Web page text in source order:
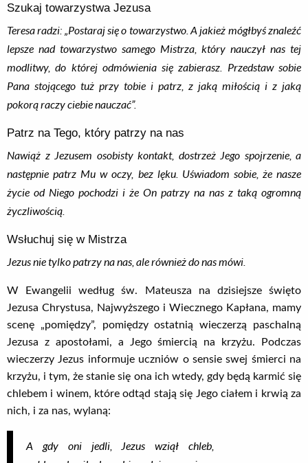
Szukaj towarzystwa Jezusa
Teresa radzi: „Postaraj się o towarzystwo. A jakież mógłbyś znaleźć
lepsze nad towarzystwo samego Mistrza, który nauczył nas tej
modlitwy, do której odmówienia się zabierasz. Przedstaw sobie
Pana stojącego tuż przy tobie i patrz, z jaką miłością i z jaką
pokorą raczy ciebie nauczać”.
Patrz na Tego, który patrzy na nas
Nawiąż z Jezusem osobisty kontakt, dostrzeż Jego spojrzenie, a
następnie patrz Mu w oczy, bez lęku. Uświadom sobie, że nasze
życie od Niego pochodzi i że On patrzy na nas z taką ogromną
życzliwością.
Wsłuchuj się w Mistrza
Jezus nie tylko patrzy na nas, ale również do nas mówi.
W Ewangelii według św. Mateusza na dzisiejsze święto
Jezusa Chrystusa, Najwyższego i Wiecznego Kapłana, mamy
scenę „pomiędzy”, pomiędzy ostatnią wieczerzą paschalną
Jezusa z apostołami, a Jego śmiercią na krzyżu. Podczas
wieczerzy Jezus informuje uczniów o sensie swej śmierci na
krzyżu, i tym, że stanie się ona ich wtedy, gdy będą karmić się
chlebem i winem, które odtąd stają się Jego ciałem i krwią za
nich, i za nas, wylaną:
A gdy oni jedli, Jezus wziął chleb,